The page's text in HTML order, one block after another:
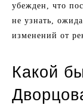
убежден, что
не узнать,
изменений от
Какой